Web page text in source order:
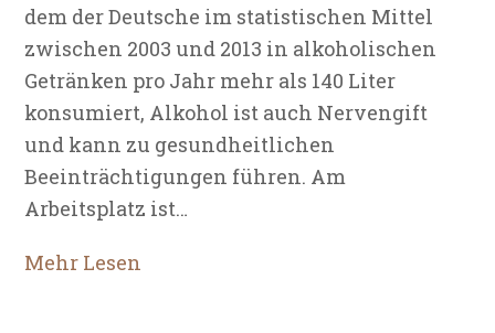
dem der Deutsche im statistischen Mittel
zwischen 2003 und 2013 in alkoholischen
Getränken pro Jahr mehr als 140 Liter
konsumiert, Alkohol ist auch Nervengift
und kann zu gesundheitlichen
Beeinträchtigungen führen. Am
Arbeitsplatz ist…
Mehr Lesen